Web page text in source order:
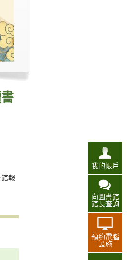
我的帳戶
向圖書館
館長查詢
預約電腦
設施
館報